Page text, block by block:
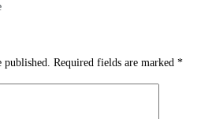
published. Required fields are marked *